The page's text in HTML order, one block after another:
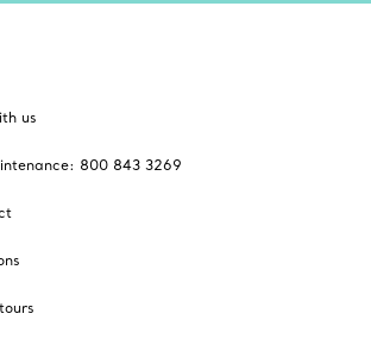
us
800 843 3269